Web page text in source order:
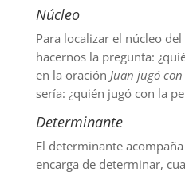
Núcleo
Para localizar el núcleo
hacernos la pregunta:
en la oración Juan jugó
sería: ¿quién jugó con la
Determinante
El determinante
encarga de determinar,